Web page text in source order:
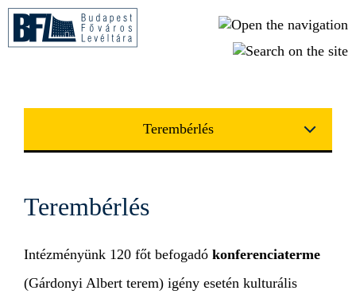
Ugrás a tartalomra
Terembérlés
Terembérlés
Intézményünk 120 főt befogadókonferenciaterme
(Gárdonyi Albert terem) igény esetén kulturális